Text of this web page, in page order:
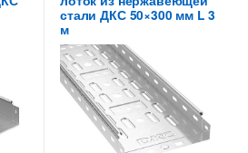
стали ДКС 50×300 мм L 3
м